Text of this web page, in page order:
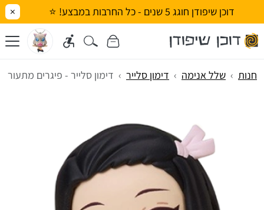
דוכן שיפודן חוגג 5 שנים - כל החרבות במבצע! ⭐ ×
חנות שלל אנימה דימון סלייר דימון סלייר - פיגרים